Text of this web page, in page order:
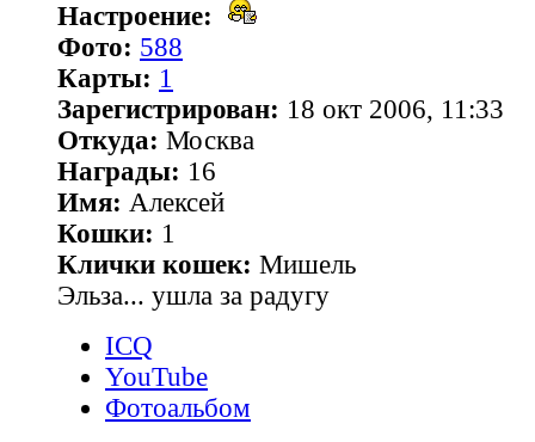
Настроение:
Фото: 588
Карты: 1
Зарегистрирован: 18 окт 2006, 11:33
Откуда: Москва
Награды: 16
Имя: Алексей
Кошки: 1
Клички кошек: Мишель
Эльза... ушла за радугу
ICQ
YouTube
Фотоальбом